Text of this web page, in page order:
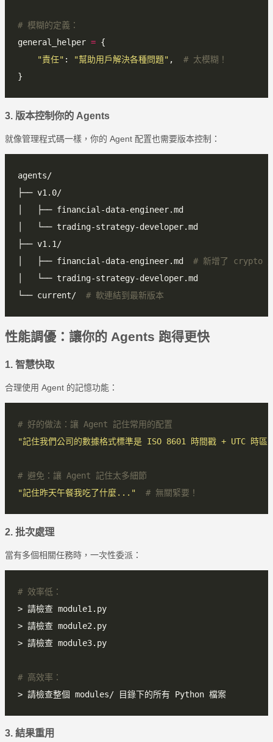
# 模糊的定義：
general_helper =
"責任" : "幫助用戶解決各種問題" , # 太模糊！
3. 版本控制你的 Agents
就像管理程式碼一樣，你的 Agent 配置也需要版本控制：
│   ├── financial-data-engineer.md # 新增了 crypto
└── current/ # 軟連結到最新版本
性能調優：讓你的 Agents 跑得更快
1. 智慧快取
合理使用 Agent 的記憶功能：
# 好的做法：讓 Agent 記住常用的配置
"記住我們公司的數據格式標準是 ISO 8601 時間戳 + UTC 時區"
# 避免：讓 Agent 記住太多細節
"記住昨天午餐我吃了什麼..."
# 無關緊要！
2. 批次處理
當有多個相關任務時，一次性委派：
# 效率低：
# 高效率：
3. 結果重用